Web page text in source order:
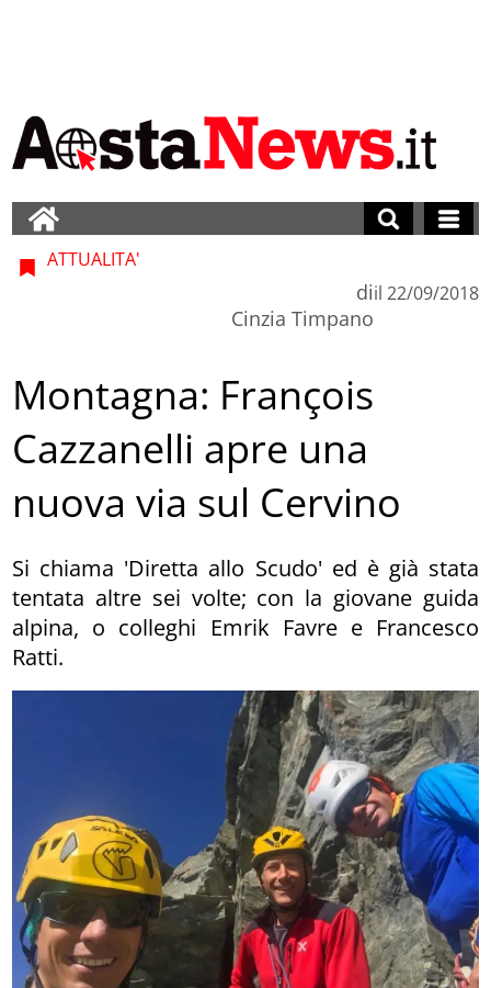
ATTUALITA'
di
Cinzia Timpano
il 22/09/2018
Montagna: François
Cazzanelli apre una
nuova via sul Cervino
Si chiama 'Diretta allo Scudo' ed è già stata
tentata altre sei volte; con la giovane guida
alpina, o colleghi Emrik Favre e Francesco
Ratti.